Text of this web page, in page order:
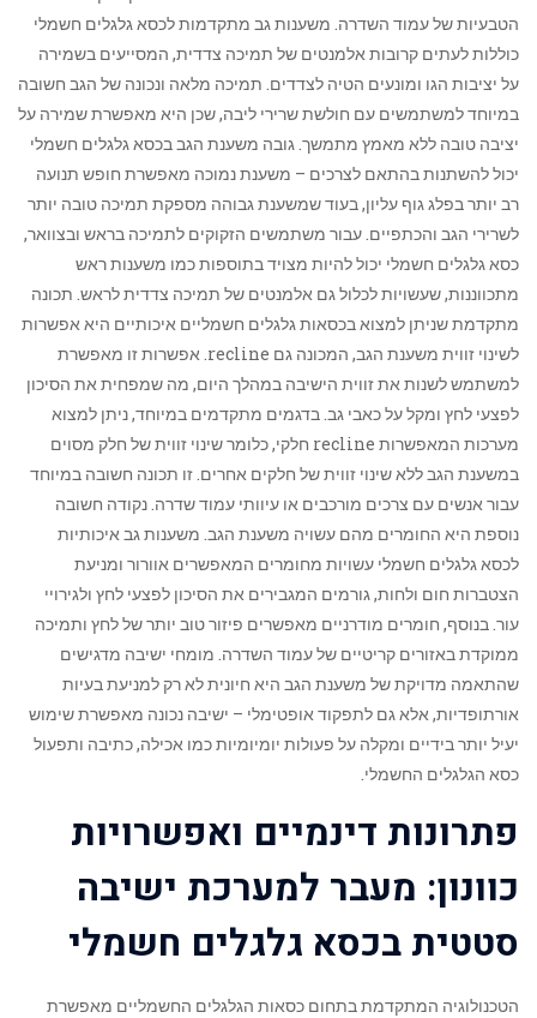
הטבעיות של עמוד השדרה. משענות גב מתקדמות לכסא גלגלים חשמלי
כוללות לעתים קרובות אלמנטים של תמיכה צדדית, המסייעים בשמירה
על יציבות הגו ומונעים הטיה לצדדים. תמיכה מלאה ונכונה של הגב חשובה
במיוחד למשתמשים עם חולשת שרירי ליבה, שכן היא מאפשרת שמירה על
יציבה טובה ללא מאמץ מתמשך. גובה משענת הגב בכסא גלגלים חשמלי
יכול להשתנות בהתאם לצרכים – משענת נמוכה מאפשרת חופש תנועה
רב יותר בפלג גוף עליון, בעוד שמשענת גבוהה מספקת תמיכה טובה יותר
לשרירי הגב והכתפיים. עבור משתמשים הזקוקים לתמיכה בראש ובצוואר,
כסא גלגלים חשמלי יכול להיות מצויד בתוספות כמו משענות ראש
מתכווננות, שעשויות לכלול גם אלמנטים של תמיכה צדדית לראש. תכונה
מתקדמת שניתן למצוא בכסאות גלגלים חשמליים איכותיים היא אפשרות
לשינוי זווית משענת הגב, המכונה גם recline. אפשרות זו מאפשרת
למשתמש לשנות את זווית הישיבה במהלך היום, מה שמפחית את הסיכון
לפצעי לחץ ומקל על כאבי גב. בדגמים מתקדמים במיוחד, ניתן למצוא
מערכות המאפשרות recline חלקי, כלומר שינוי זווית של חלק מסוים
במשענת הגב ללא שינוי זווית של חלקים אחרים. זו תכונה חשובה במיוחד
עבור אנשים עם צרכים מורכבים או עיוותי עמוד שדרה. נקודה חשובה
נוספת היא החומרים מהם עשויה משענת הגב. משענות גב איכותיות
לכסא גלגלים חשמלי עשויות מחומרים המאפשרים אוורור ומניעת
הצטברות חום ולחות, גורמים המגבירים את הסיכון לפצעי לחץ ולגירויי
עור. בנוסף, חומרים מודרניים מאפשרים פיזור טוב יותר של לחץ ותמיכה
ממוקדת באזורים קריטיים של עמוד השדרה. מומחי ישיבה מדגישים
שהתאמה מדויקת של משענת הגב היא חיונית לא רק למניעת בעיות
אורתופדיות, אלא גם לתפקוד אופטימלי – ישיבה נכונה מאפשרת שימוש
יעיל יותר בידיים ומקלה על פעולות יומיומיות כמו אכילה, כתיבה ותפעול
כסא הגלגלים החשמלי.
פתרונות דינמיים ואפשרויות
כוונון: מעבר למערכת ישיבה
סטטית בכסא גלגלים חשמלי
הטכנולוגיה המתקדמת בתחום כסאות הגלגלים החשמליים מאפשרת